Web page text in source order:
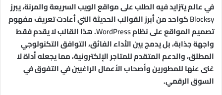
في عالم يتزايد فيه الطلب على مواقع الويب السريعة والمرنة، يبرز
Blocksyكواحد من أبرز القوالب الحديثة التي أعادت تعريف مفهوم
تصميم المواقع على نظامWordPress. هذا القالب لا يقدم فقط
واجهة جذابة، بل يدمج بين الأداء الفائق، التوافق التكنولوجي
المطلق، والدعم المتقدم للمتاجر الإلكترونية، مما يجعله أداة لا
غنى عنها للمطورين وأصحاب الأعمال الراغبين في التفوق في
السوق الرقمي.